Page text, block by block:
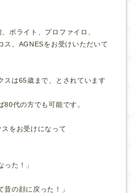
ボライト、プロファイロ、
ス、AGNESをお受けいただいて
スは65歳まで、とされています
80代の方でも可能です。
をお受けになって
った！」
昔の顔に戻った！」